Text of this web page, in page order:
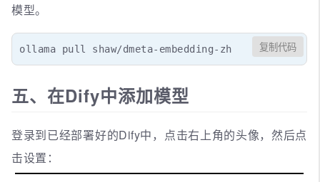
模型。
ollama pull shaw/dmeta-embedding-zh 复制代码
五、在Dify中添加模型
登录到已经部署好的Dify中，点击右上角的头像，然后点
击设置：